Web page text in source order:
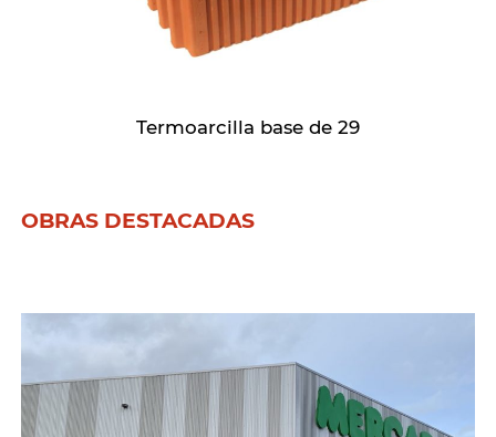
Termoarcilla base de 29
OBRAS DESTACADAS